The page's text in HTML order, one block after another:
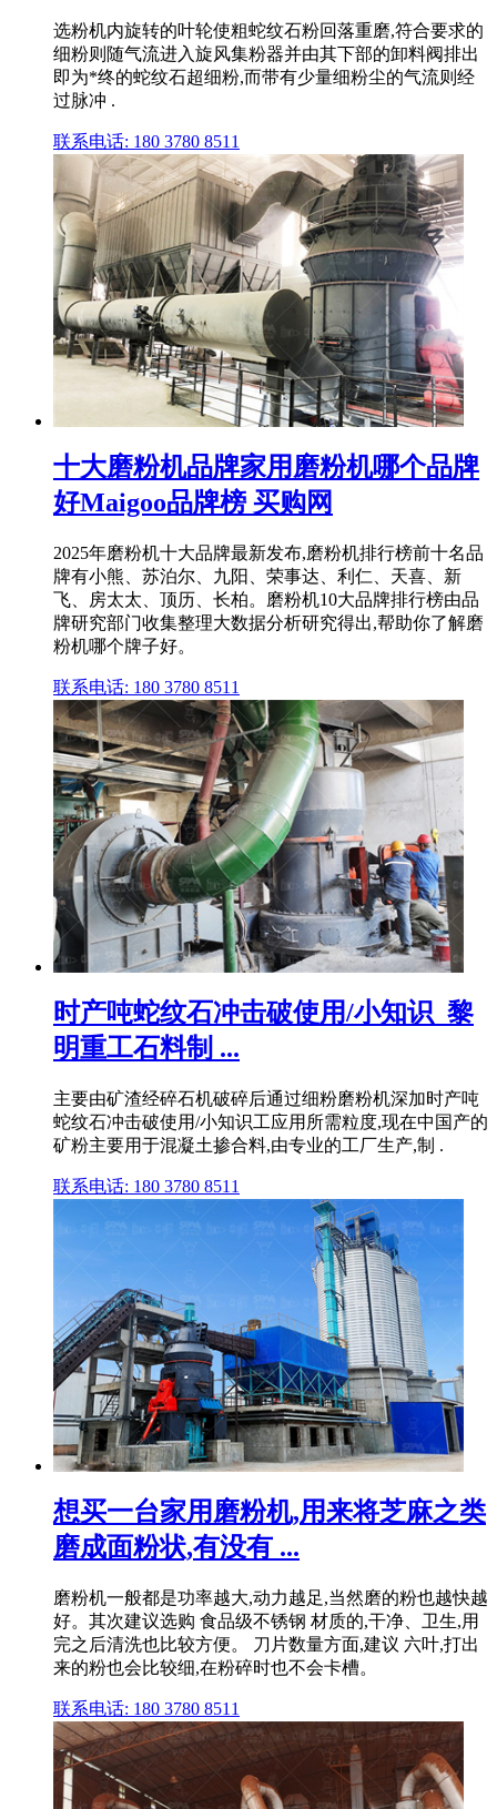
选粉机内旋转的叶轮使粗蛇纹石粉回落重磨,符合要求的
细粉则随气流进入旋风集粉器并由其下部的卸料阀排出
即为*终的蛇纹石超细粉,而带有少量细粉尘的气流则经
过脉冲 .
联系电话: 180 3780 8511
十大磨粉机品牌家用磨粉机哪个品牌
好Maigoo品牌榜 买购网
2025年磨粉机十大品牌最新发布,磨粉机排行榜前十名品
牌有小熊、苏泊尔、九阳、荣事达、利仁、天喜、新
飞、房太太、顶历、长柏。磨粉机10大品牌排行榜由品
牌研究部门收集整理大数据分析研究得出,帮助你了解磨
粉机哪个牌子好。
联系电话: 180 3780 8511
时产吨蛇纹石冲击破使用/小知识_黎
明重工石料制 ...
主要由矿渣经碎石机破碎后通过细粉磨粉机深加时产吨
蛇纹石冲击破使用/小知识工应用所需粒度,现在中国产的
矿粉主要用于混凝土掺合料,由专业的工厂生产,制 .
联系电话: 180 3780 8511
想买一台家用磨粉机,用来将芝麻之类
磨成面粉状,有没有 ...
磨粉机一般都是功率越大,动力越足,当然磨的粉也越快越
好。其次建议选购 食品级不锈钢 材质的,干净、卫生,用
完之后清洗也比较方便。 刀片数量方面,建议 六叶,打出
来的粉也会比较细,在粉碎时也不会卡槽。
联系电话: 180 3780 8511